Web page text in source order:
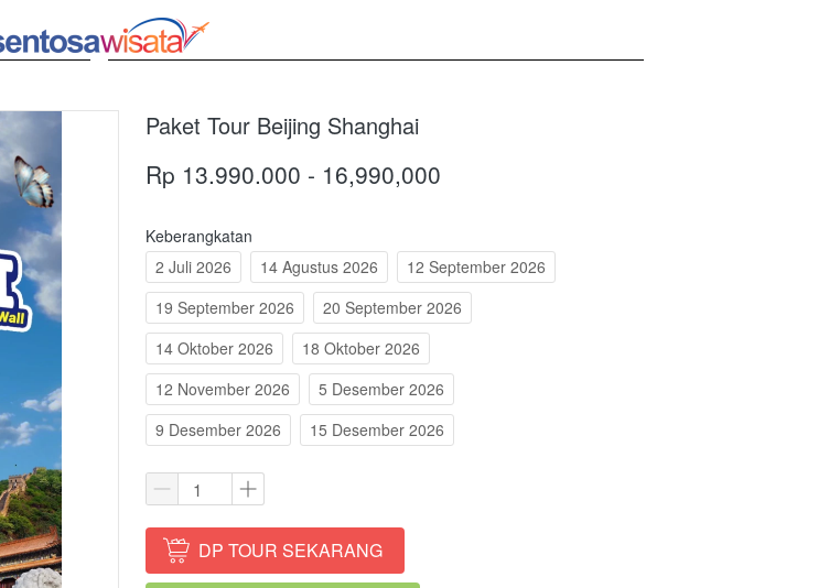
Paket Tour Beijing Shanghai
Rp 13.990.000 - 16,990,000
Keberangkatan
2 Juli 2026
14 Agustus 2026
12 September 2026
19 September 2026
20 September 2026
14 Oktober 2026
18 Oktober 2026
12 November 2026
5 Desember 2026
9 Desember 2026
15 Desember 2026
` DP TOUR SEKARANG